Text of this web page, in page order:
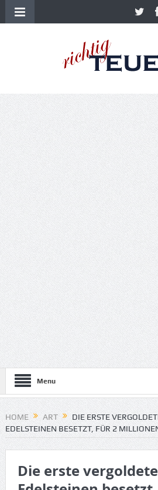
Menu
HOME ART
DIE ERSTE
EDELSTEINEN BESETZT, FÜR 2
Die erste